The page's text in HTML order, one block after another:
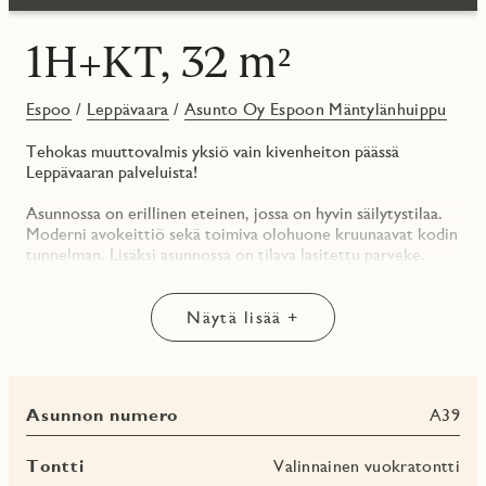
1H+KT, 32 m²
Espoo / Leppävaara / Asunto Oy Espoon Mäntylänhuippu
Tehokas muuttovalmis yksiö vain kivenheiton päässä
Leppävaaran palveluista!
Asunnossa on erillinen eteinen, jossa on hyvin säilytystilaa.
Moderni avokeittiö sekä toimiva olohuone kruunaavat kodin
tunnelman. Lisäksi asunnossa on tilava lasitettu parveke,
Asunto Oy Espoon Mäntylänhuippu on 16. kerroksinen
tornitalo, joka on valmistunut Puustellinkallion uudelle
Yhtiö on rakennettu pohjoismaisen ympäristömerkin,
Joutsenmerkin kriteerien mukaisesti ja se sai valmistuessaan
Näytä lisää +
Asunnon numero A39
Tontti Valinnainen vuokratontti